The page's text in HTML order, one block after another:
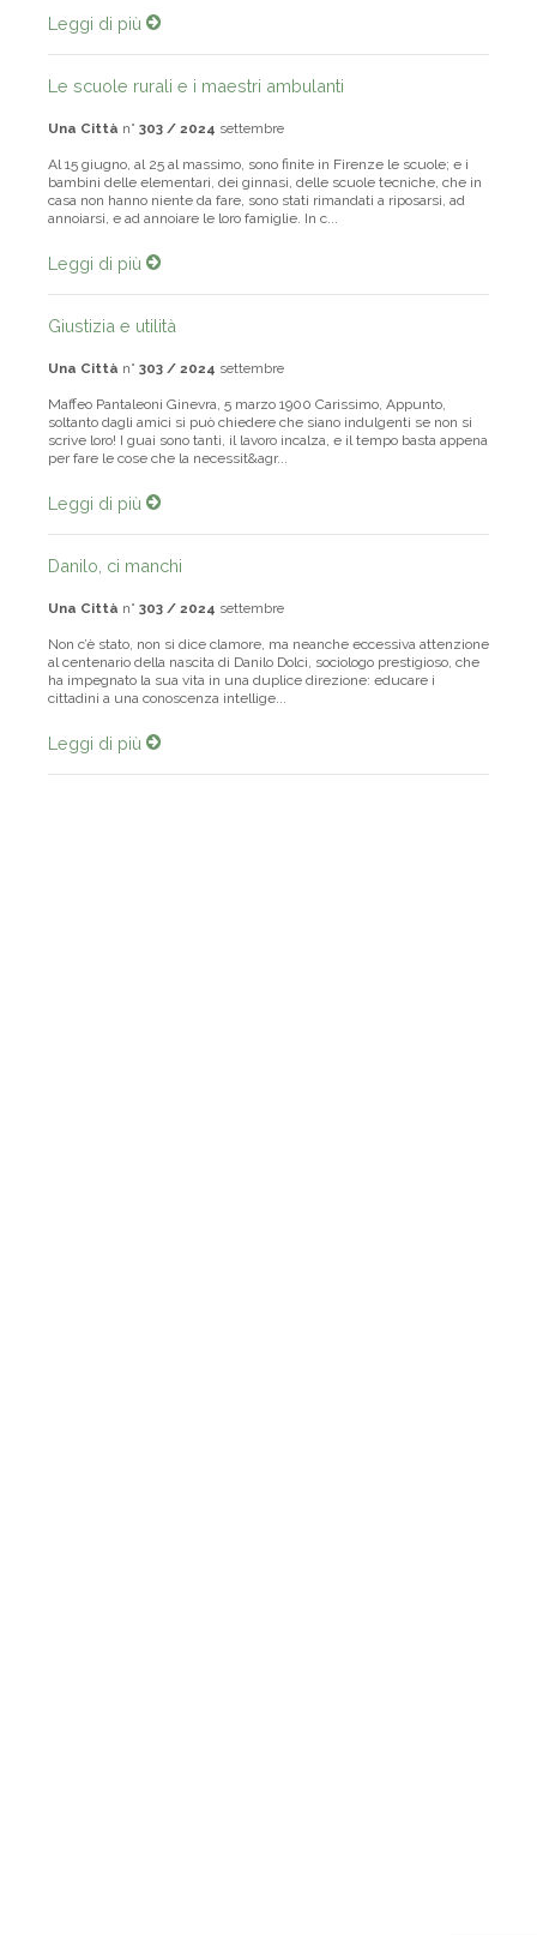
Leggi di più
Le scuole rurali e i maestri ambulanti
Una Città n° 303 / 2024 settembre
Al 15 giugno, al 25 al massimo, sono finite in Firenze le scuole; e i
bambini delle elementari, dei ginnasi, delle scuole tecniche, che in
casa non hanno niente da fare, sono stati rimandati a riposarsi, ad
annoiarsi, e ad annoiare le loro famiglie. In c...
Leggi di più
Giustizia e utilità
Una Città n° 303 / 2024 settembre
Maffeo Pantaleoni Ginevra, 5 marzo 1900 Carissimo, Appunto,
soltanto dagli amici si può chiedere che siano indulgenti se non si
scrive loro! I guai sono tanti, il lavoro incalza, e il tempo basta appena
per fare le cose che la necessit&agr...
Leggi di più
Danilo, ci manchi
Una Città n° 303 / 2024 settembre
Non c’è stato, non si dice clamore, ma nean­che eccessiva attenzione
al centenario della nascita di Danilo Dolci, sociologo prestigioso, che
ha impegnato la sua vita in una duplice direzione: educare i
cittadini a una conoscenza intellige...
Leggi di più